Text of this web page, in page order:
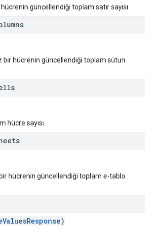
güncellendiği toplam satır sayısı.
bir hücrenin güncellendiği toplam sütun
hücre sayısı.
hücrenin güncellendiği toplam e-tablo
)